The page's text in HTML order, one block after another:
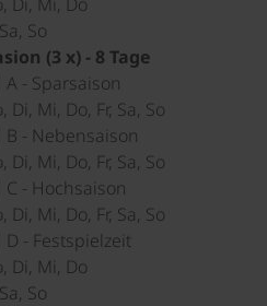
So
(3 x) - 8 Tage
- Sparsaison
Di, Mi, Do, Fr, Sa, So
- Nebensaison
Di, Mi, Do, Fr, Sa, So
- Hochsaison
Di, Mi, Do, Fr, Sa, So
- Festspielzeit
Di, Mi, Do
So